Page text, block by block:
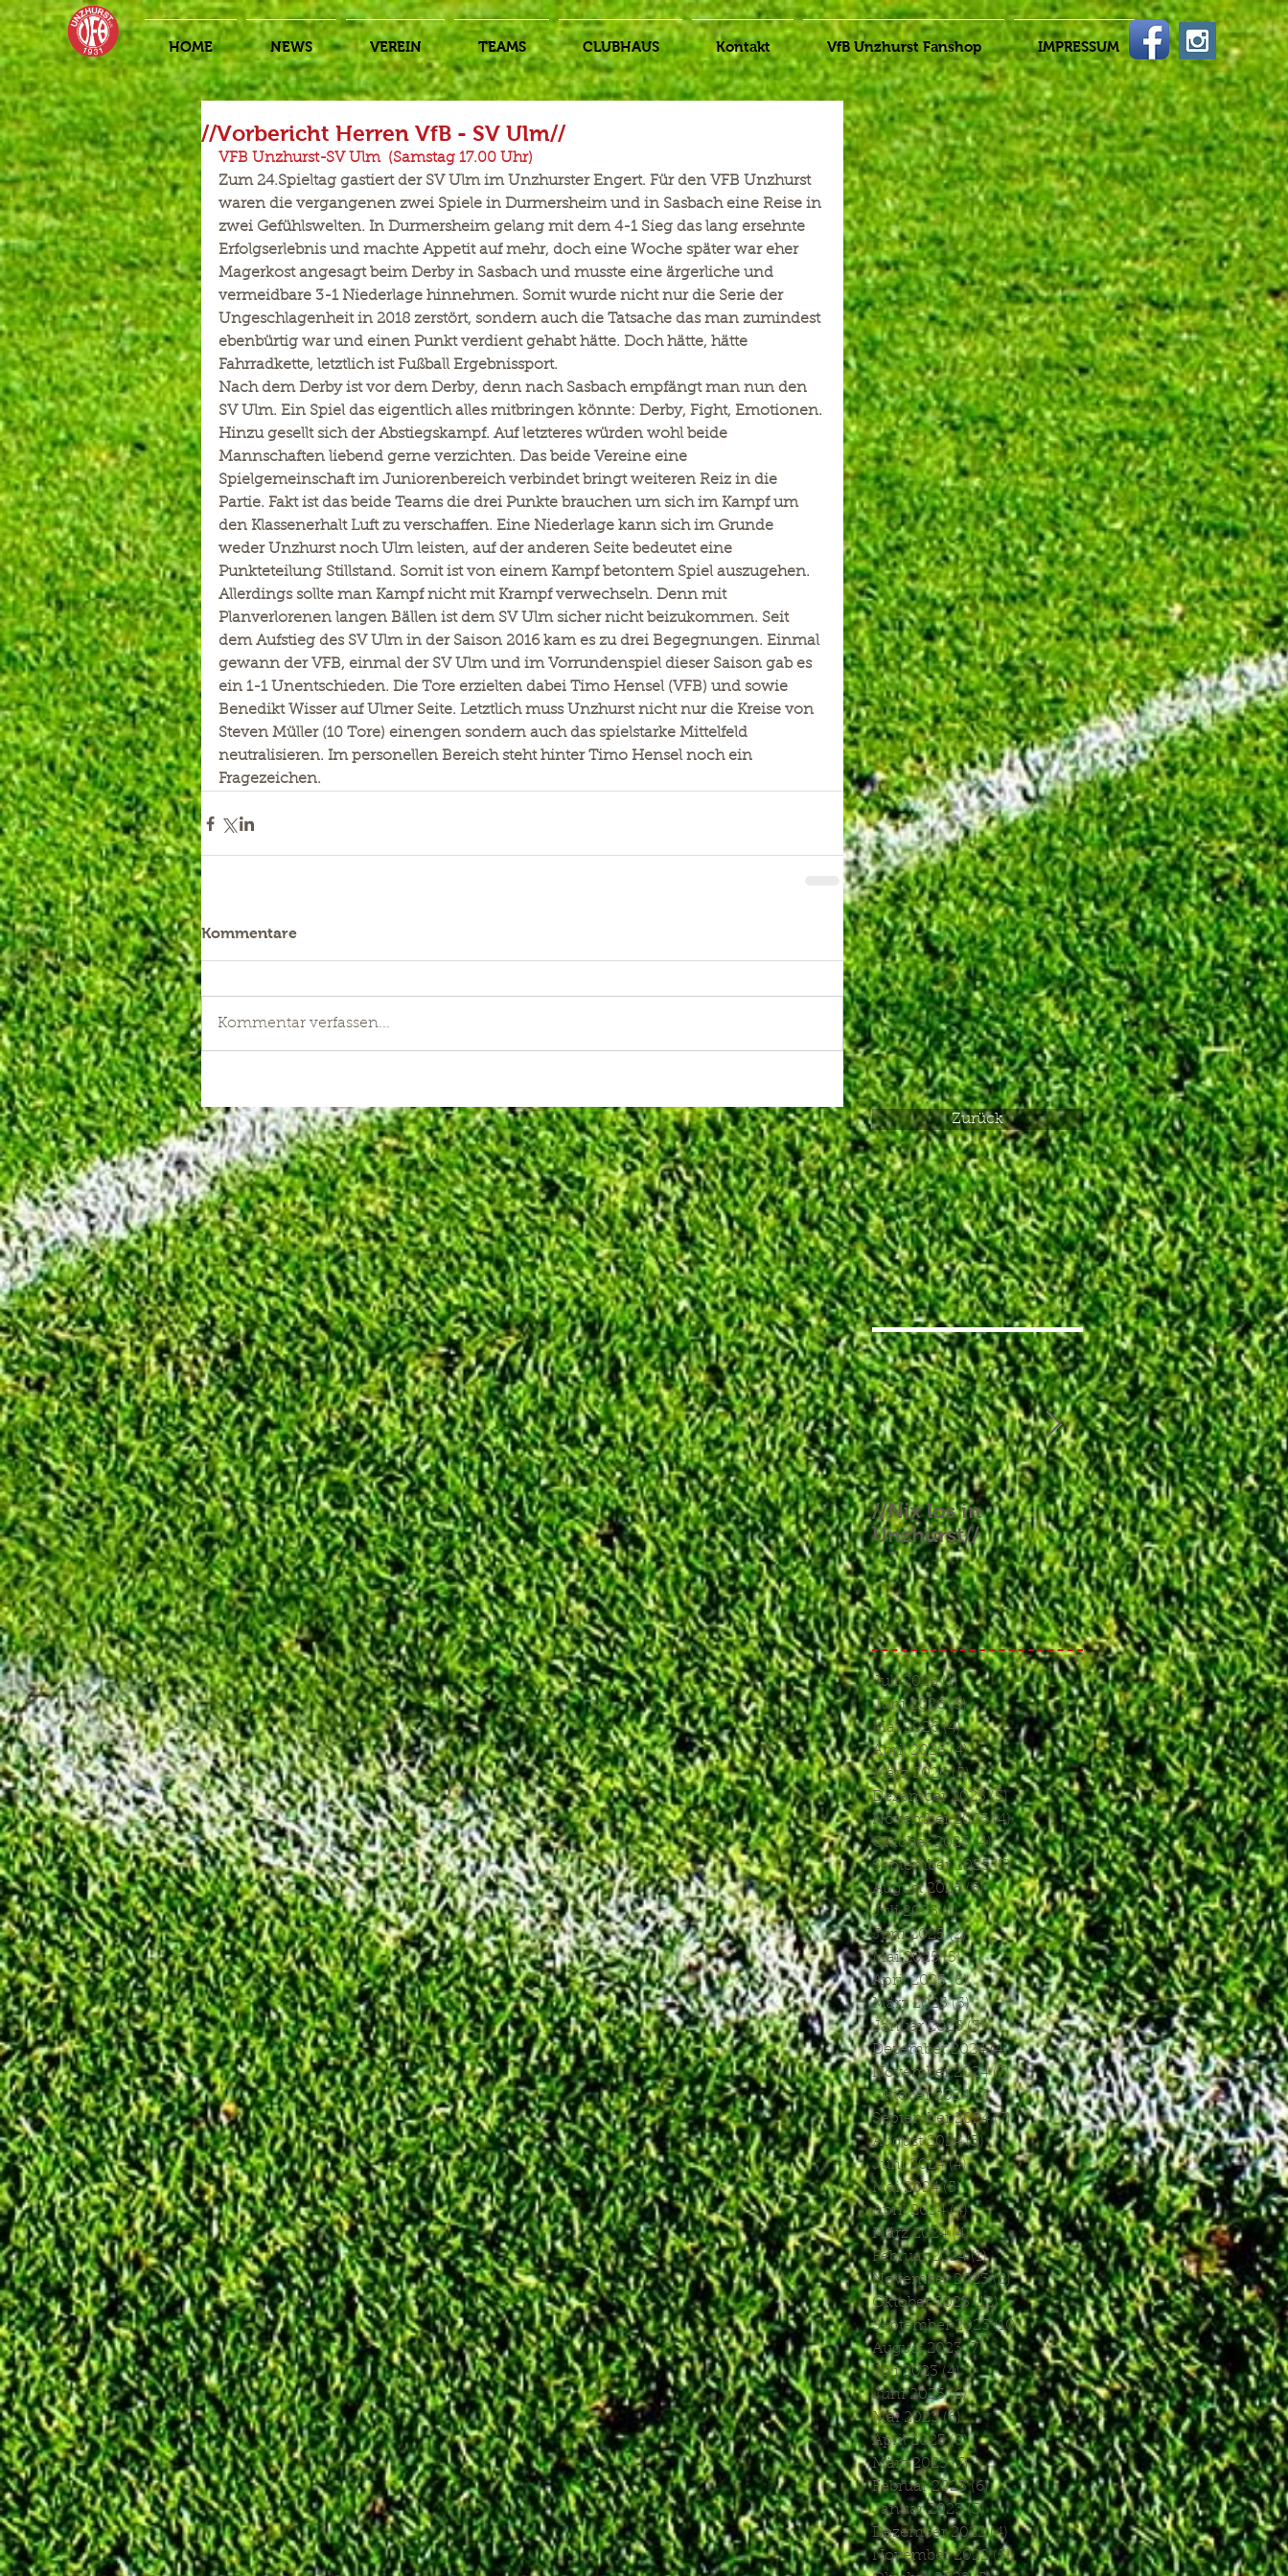
HOME NEWS VEREIN TEAMS CLUBHAUS Kontakt VfB Unzhurst Fanshop IMPRESSUM
//Vorbericht Herren VfB - SV Ulm//
VFB Unzhurst-SV Ulm  (Samstag 17.00 Uhr)
Zum 24.Spieltag gastiert der SV Ulm im Unzhurster Engert. Für den VFB Unzhurst
waren die vergangenen zwei Spiele in Durmersheim und in Sasbach eine Reise in
zwei Gefühlswelten. In Durmersheim gelang mit dem 4-1 Sieg das lang ersehnte
Erfolgserlebnis und machte Appetit auf mehr, doch eine Woche später war eher
Magerkost angesagt beim Derby in Sasbach und musste eine ärgerliche und
vermeidbare 3-1 Niederlage hinnehmen. Somit wurde nicht nur die Serie der
Ungeschlagenheit in 2018 zerstört, sondern auch die Tatsache das man zumindest
ebenbürtig war und einen Punkt verdient gehabt hätte. Doch hätte, hätte
Fahrradkette, letztlich ist Fußball Ergebnissport.
Nach dem Derby ist vor dem Derby, denn nach Sasbach empfängt man nun den
SV Ulm. Ein Spiel das eigentlich alles mitbringen könnte: Derby, Fight, Emotionen.
Hinzu gesellt sich der Abstiegskampf. Auf letzteres würden wohl beide
Mannschaften liebend gerne verzichten. Das beide Vereine eine
Spielgemeinschaft im Juniorenbereich verbindet bringt weiteren Reiz in die
Partie. Fakt ist das beide Teams die drei Punkte brauchen um sich im Kampf um
den Klassenerhalt Luft zu verschaffen. Eine Niederlage kann sich im Grunde
weder Unzhurst noch Ulm leisten, auf der anderen Seite bedeutet eine
Punkteteilung Stillstand. Somit ist von einem Kampf betontem Spiel auszugehen.
Allerdings sollte man Kampf nicht mit Krampf verwechseln. Denn mit
Planverlorenen langen Bällen ist dem SV Ulm sicher nicht beizukommen. Seit
dem Aufstieg des SV Ulm in der Saison 2016 kam es zu drei Begegnungen. Einmal
gewann der VFB, einmal der SV Ulm und im Vorrundenspiel dieser Saison gab es
ein 1-1 Unentschieden. Die Tore erzielten dabei Timo Hensel (VFB) und sowie
Benedikt Wisser auf Ulmer Seite. Letztlich muss Unzhurst nicht nur die Kreise von
Steven Müller (10 Tore) einengen sondern auch das spielstarke Mittelfeld
neutralisieren. Im personellen Bereich steht hinter Timo Hensel noch ein
Fragezeichen.
Kommentare
Kommentar verfassen...
Zurück
//Nix los in
Unzhurst//
//Aufgebrauchtes
Glück und ein
Endspiel, das keines
war//
Juli 2026 (1)1 Beitrag
Juni 2026 (3)3 Beiträge
Mai 2026 (4)4 Beiträge
April 2026 (4)4 Beiträge
März 2026 (5)5 Beiträge
Dezember 2025 (5)5 Beiträge
November 2025 (4)4 Beiträge
Oktober 2025 (4)4 Beiträge
September 2025 (7)7 Beiträge
August 2025 (6)6 Beiträge
Juli 2025 (1)1 Beitrag
Juni 2025 (2)2 Beiträge
Mai 2025 (5)5 Beiträge
April 2025 (6)6 Beiträge
März 2025 (5)5 Beiträge
Januar 2025 (3)3 Beiträge
Dezember 2024 (4)4 Beiträge
November 2024 (7)7 Beiträge
Oktober 2024 (7)7 Beiträge
September 2024 (7)7 Beiträge
August 2024 (3)3 Beiträge
Juni 2024 (4)4 Beiträge
Mai 2024 (5)5 Beiträge
April 2024 (4)4 Beiträge
März 2024 (4)4 Beiträge
Februar 2024 (1)1 Beitrag
November 2023 (8)8 Beiträge
Oktober 2023 (12)12 Beiträge
September 2023 (10)10 Beiträge
August 2023 (7)7 Beiträge
Juli 2023 (4)4 Beiträge
Juni 2023 (6)6 Beiträge
Mai 2023 (6)6 Beiträge
April 2023 (8)8 Beiträge
März 2023 (7)7 Beiträge
Februar 2023 (6)6 Beiträge
Januar 2023 (3)3 Beiträge
Dezember 2022 (4) 4 Beiträge
November 2022 (5)5 Beiträge